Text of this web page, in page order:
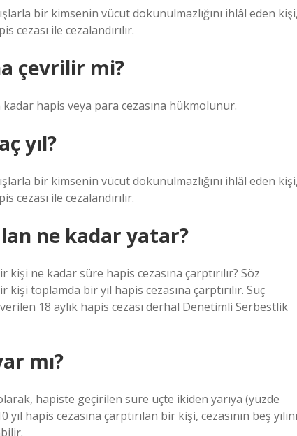
bir kimsenin vücut dokunulmazlığını ihlâl eden kişi,
cezası ile cezalandırılır.
çevrilir mi?
hapis veya para cezasına hükmolunur.
yıl?
bir kimsenin vücut dokunulmazlığını ihlâl eden kişi,
cezası ile cezalandırılır.
ne kadar yatar?
kişi ne kadar süre hapis cezasına çarptırılır? Söz
kişi toplamda bir yıl hapis cezasına çarptırılır. Suç
18 aylık hapis cezası derhal Denetimli Serbestlik
mı?
hapiste geçirilen süre üçte ikiden yarıya (yüzde
hapis cezasına çarptırılan bir kişi, cezasının beş yılını